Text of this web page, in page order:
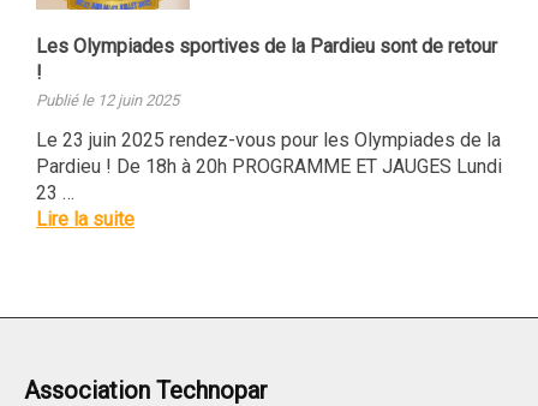
Les Olympiades sportives de la Pardieu sont de retour
!
Publié le 12 juin 2025
Le 23 juin 2025 rendez-vous pour les Olympiades de la
Pardieu ! De 18h à 20h PROGRAMME ET JAUGES Lundi
23 …
Lire la suite
Association Technopar